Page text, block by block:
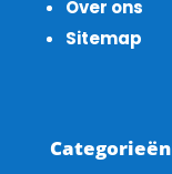
Over ons
Sitemap
Categorieën